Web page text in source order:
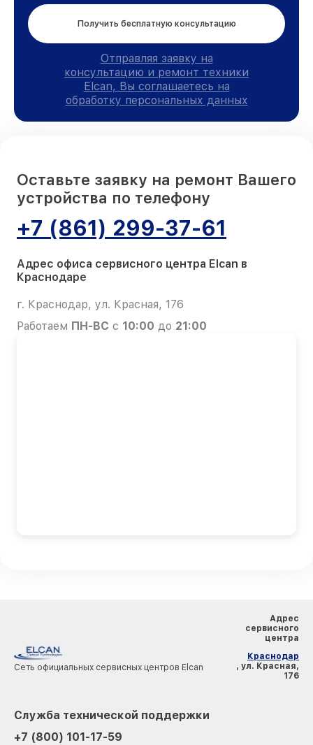
Получить бесплатную консультацию
Отправляя заявку на
консультацию и ремонт техники
Elcan, Вы соглашаетесь на
обработку персональных данных
Оставьте заявку на ремонт Вашего
устройства по телефону
+7 (861) 299-37-61
Адрес офиса сервисного центра Elcan в
Краснодаре
г. Краснодар, ул. Красная, 176
Работаем ПН-ВС с 10:00 до 21:00
Сеть официальных сервисных центров Elcan
Адрес
сервисного
центра
Краснодар
, ул. Красная,
176
Служба технической поддержки
+7 (800) 101-17-59